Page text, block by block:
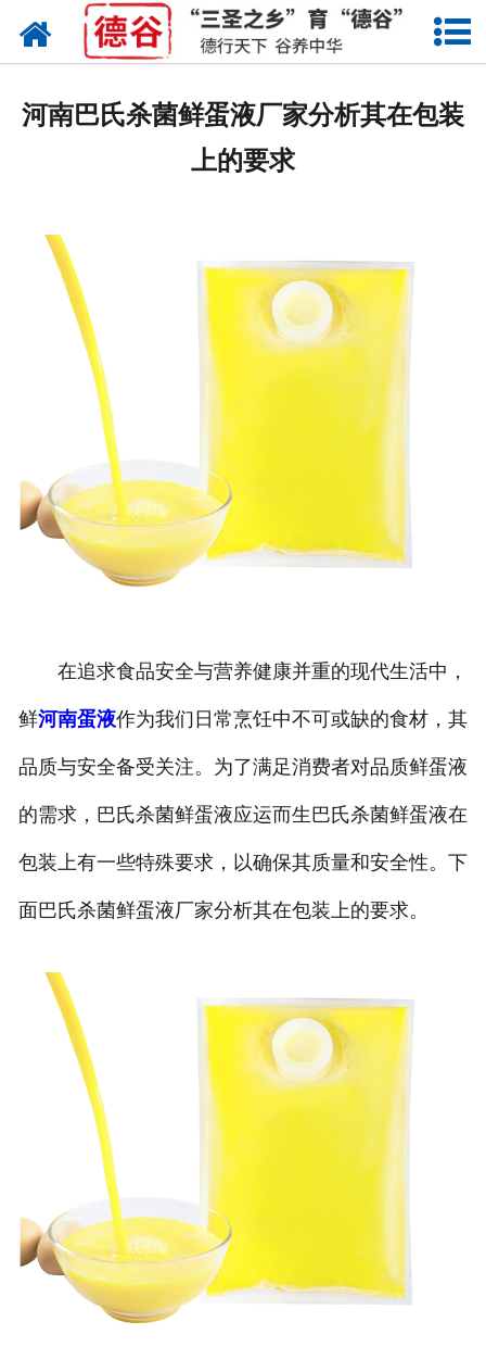
网站首页
新闻中心
招商加盟
河南巴氏杀菌鲜蛋液厂家分析其在包装
上的要求
在追求食品安全与营养健康并重的现代生活中，
鲜河南蛋液作为我们日常烹饪中不可或缺的食材，其
品质与安全备受关注。为了满足消费者对品质鲜蛋液
的需求，巴氏杀菌鲜蛋液应运而生巴氏杀菌鲜蛋液在
包装上有一些特殊要求，以确保其质量和安全性。下
面巴氏杀菌鲜蛋液厂家分析其在包装上的要求。